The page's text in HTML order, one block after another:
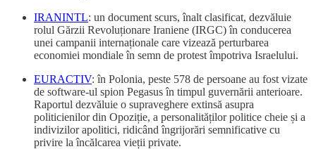
IRANINTL: un document scurs, înalt clasificat, dezvăluie
rolul Gărzii Revoluționare Iraniene (IRGC) în conducerea
unei campanii internaționale care vizează perturbarea
economiei mondiale în semn de protest împotriva Israelului.
EURACTIV: în Polonia, peste 578 de persoane au fost vizate
de software-ul spion Pegasus în timpul guvernării anterioare.
Raportul dezvăluie o supraveghere extinsă asupra
politicienilor din Opoziție, a personalităților politice cheie și a
indivizilor apolitici, ridicând îngrijorări semnificative cu
privire la încălcarea vieții private.